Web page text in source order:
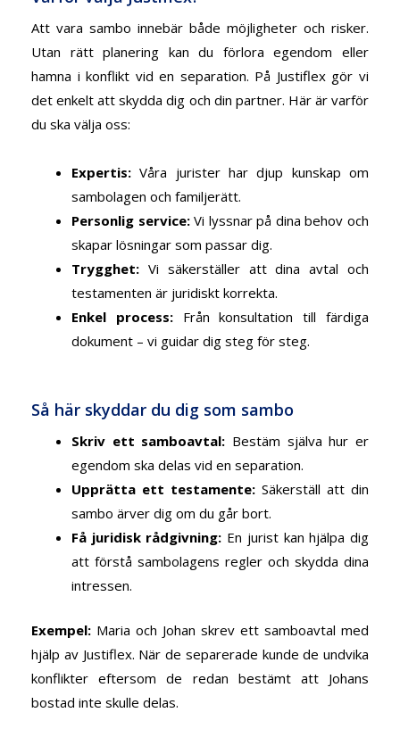
Att vara sambo innebär både möjligheter och risker.
Utan rätt planering kan du förlora egendom eller
hamna i konflikt vid en separation. På Justiflex gör vi
det enkelt att skydda dig och din partner. Här är varför
du ska välja oss:
Expertis: Våra jurister har djup kunskap om
sambolagen och familjerätt.
Personlig service:Vi lyssnar på dina behov och
skapar lösningar som passar dig.
Trygghet: Vi säkerställer att dina avtal och
testamenten är juridiskt korrekta.
Enkel process:Från konsultation till färdiga
dokument – vi guidar dig steg för steg.
Så här skyddar du dig som sambo
Skriv ett samboavtal: Bestäm själva hur er
egendom ska delas vid en separation.
Upprätta ett testamente: Säkerställ att din
sambo ärver dig om du går bort.
Få juridisk rådgivning: En jurist kan hjälpa dig
att förstå sambolagens regler och skydda dina
intressen.
Exempel: Maria och Johan skrev ett samboavtal med
hjälp av Justiflex. När de separerade kunde de undvika
konflikter eftersom de redan bestämt att Johans
bostad inte skulle delas.